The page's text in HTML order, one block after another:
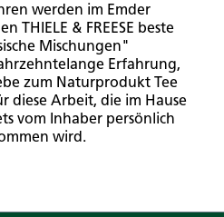
werden im Emder
THIELE & FREESE beste
Mischungen"
Erfahrung,
zum Naturprodukt Tee
diese Arbeit, die im Hause
vom Inhaber persönlich
wird.